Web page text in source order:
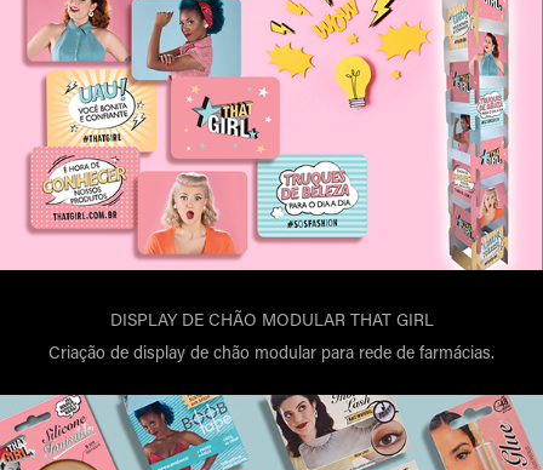
DISPLAY DE CHÃO MODULAR THAT GIRL
Criação de display de chão modular para rede de farmácias.